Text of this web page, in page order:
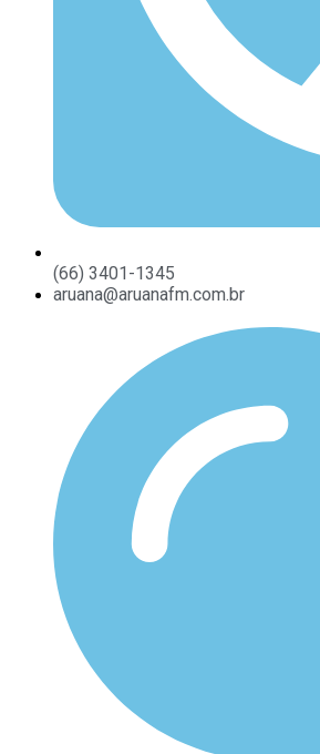
(66) 3401-1345
aruana@aruanafm.com.br